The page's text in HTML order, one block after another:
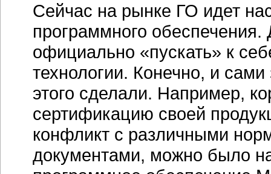
Сейчас на рынке ГО идет
программного
официально «пускать» к
технологии. Конечно, и
этого сделали. Например,
сертификацию своей
конфликт с различными
документами, можно было